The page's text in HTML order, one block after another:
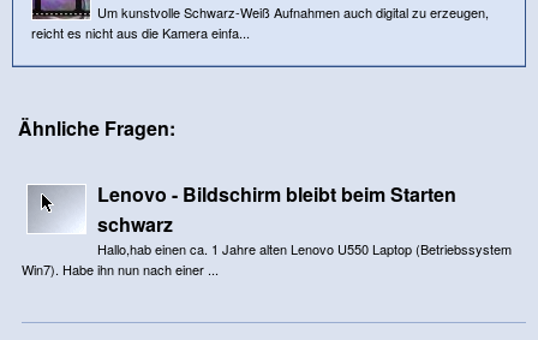
Um kunstvolle Schwarz-Weiß Aufnahmen auch digital zu erzeugen,
reicht es nicht aus die Kamera einfa...
Ähnliche Fragen:
Lenovo - Bildschirm bleibt beim Starten
schwarz
Hallo,hab einen ca. 1 Jahre alten Lenovo U550 Laptop (Betriebssystem
Win7). Habe ihn nun nach einer ...